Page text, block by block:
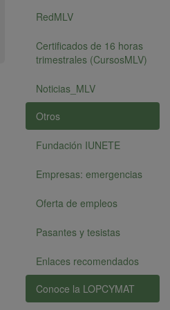
RedMLV
Certificados de 16 horas
trimestrales (CursosMLV)
Noticias_MLV
Otros
Fundación IUNETE
Empresas: emergencias
Oferta de empleos
Pasantes y tesistas
Enlaces recomendados
Conoce la LOPCYMAT